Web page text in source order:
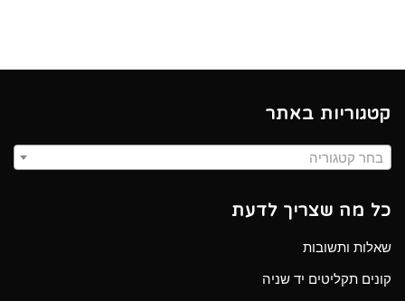
קטגוריות באתר
בחר קטגוריה
כל מה שצריך לדעת
שאלות ותשובות
קונים תקליטים יד שניה